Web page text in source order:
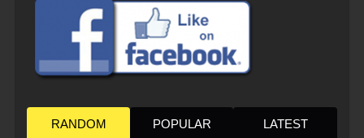
RANDOM POPULAR LATEST